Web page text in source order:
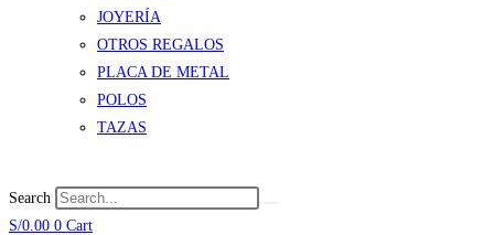
JOYERÍA
OTROS REGALOS
PLACA DE METAL
POLOS
TAZAS
Search
S/0.00 0 Cart